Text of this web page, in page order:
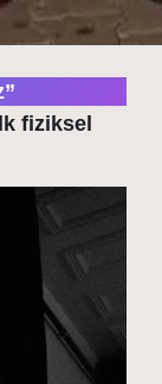
fiziksel